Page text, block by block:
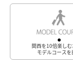
関西を10倍楽し
モデルコースを